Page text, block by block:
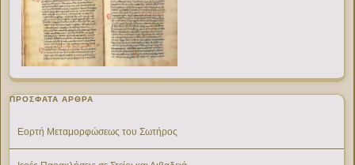
ΠΡΌΣΦΑΤΑ ΆΡΘΡΑ
Εορτή Μεταμορφώσεως του Σωτήρος